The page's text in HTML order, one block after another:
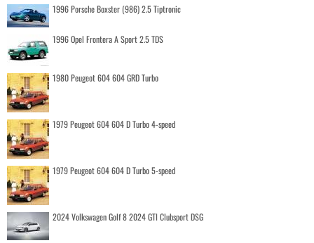
1996 Porsche Boxster (986) 2.5 Tiptronic
1996 Opel Frontera A Sport 2.5 TDS
1980 Peugeot 604 604 GRD Turbo
1979 Peugeot 604 604 D Turbo 4-speed
1979 Peugeot 604 604 D Turbo 5-speed
2024 Volkswagen Golf 8 2024 GTI Clubsport DSG